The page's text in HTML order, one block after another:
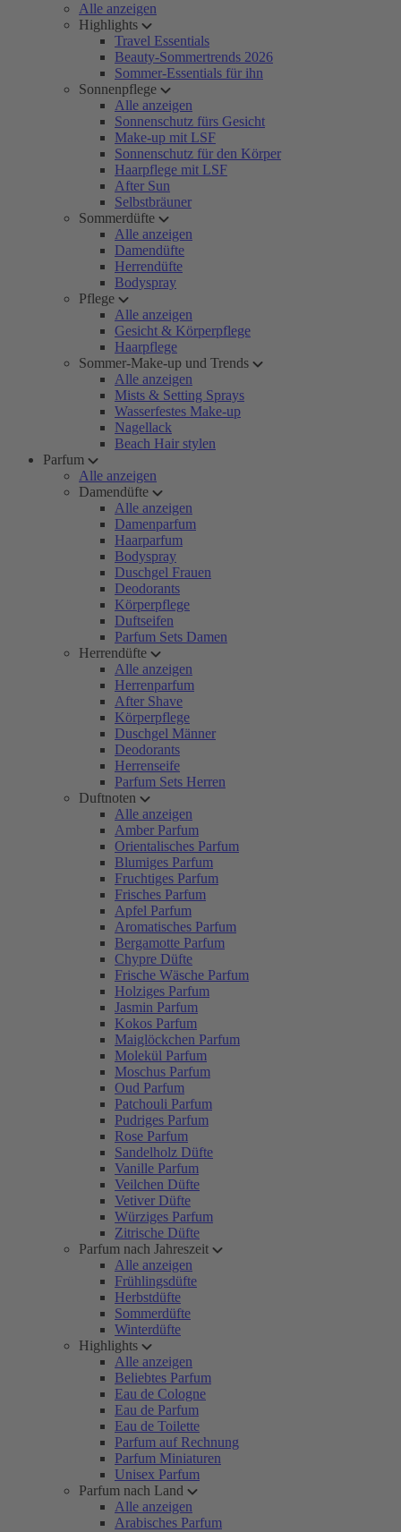
Alle anzeigen
Highlights
Travel Essentials
Beauty-Sommertrends 2026
Sommer-Essentials für ihn
Sonnenpflege
Alle anzeigen
Sonnenschutz fürs Gesicht
Make-up mit LSF
Sonnenschutz für den Körper
Haarpflege mit LSF
After Sun
Selbstbräuner
Sommerdüfte
Alle anzeigen
Damendüfte
Herrendüfte
Bodyspray
Pflege
Alle anzeigen
Gesicht & Körperpflege
Haarpflege
Sommer-Make-up und Trends
Alle anzeigen
Mists & Setting Sprays
Wasserfestes Make-up
Nagellack
Beach Hair stylen
Parfum
Alle anzeigen
Damendüfte
Alle anzeigen
Damenparfum
Haarparfum
Bodyspray
Duschgel Frauen
Deodorants
Körperpflege
Duftseifen
Parfum Sets Damen
Herrendüfte
Alle anzeigen
Herrenparfum
After Shave
Körperpflege
Duschgel Männer
Deodorants
Herrenseife
Parfum Sets Herren
Duftnoten
Alle anzeigen
Amber Parfum
Orientalisches Parfum
Blumiges Parfum
Fruchtiges Parfum
Frisches Parfum
Apfel Parfum
Aromatisches Parfum
Bergamotte Parfum
Chypre Düfte
Frische Wäsche Parfum
Holziges Parfum
Jasmin Parfum
Kokos Parfum
Maiglöckchen Parfum
Molekül Parfum
Moschus Parfum
Oud Parfum
Patchouli Parfum
Pudriges Parfum
Rose Parfum
Sandelholz Düfte
Vanille Parfum
Veilchen Düfte
Vetiver Düfte
Würziges Parfum
Zitrische Düfte
Parfum nach Jahreszeit
Alle anzeigen
Frühlingsdüfte
Herbstdüfte
Sommerdüfte
Winterdüfte
Highlights
Alle anzeigen
Beliebtes Parfum
Eau de Cologne
Eau de Parfum
Eau de Toilette
Parfum auf Rechnung
Parfum Miniaturen
Unisex Parfum
Parfum nach Land
Alle anzeigen
Arabisches Parfum